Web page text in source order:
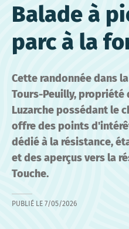
Balade à
parc à la
Cette randonnée dans
Tours-Peuilly, propriété
Luzarche possédant le
offre des points
dédié à la résistance,
et des aperçus vers la
Touche.
PUBLIÉ LE 7/05/2026